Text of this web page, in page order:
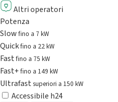
Altri operatori
Potenza
Slowfino a 7 kW
Quickfino a 22 kW
Fastfino a 75 kW
Fast+fino a 149 kW
Ultrafast superiori a 150 kW
Accessibile h24